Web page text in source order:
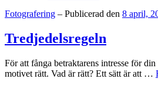
Kategorier:
Fotografering – Publicerad den 8 april,
Tredjedelsregeln
För att fånga betraktarens intresse för
motivet rätt. Vad är rätt? Ett sätt är att …